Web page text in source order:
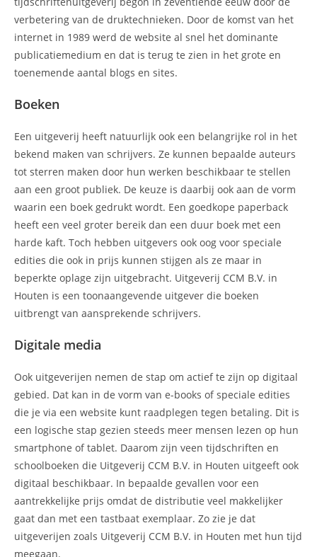
verbetering van de druktechnieken. Door de komst van het
internet in 1989 werd de website al snel het dominante
publicatiemedium en dat is terug te zien in het grote en
toenemende aantal blogs en sites.
Boeken
Een uitgeverij heeft natuurlijk ook een belangrijke rol in het
bekend maken van schrijvers. Ze kunnen bepaalde auteurs
tot sterren maken door hun werken beschikbaar te stellen
aan een groot publiek. De keuze is daarbij ook aan de vorm
waarin een boek gedrukt wordt. Een goedkope paperback
heeft een veel groter bereik dan een duur boek met een
harde kaft. Toch hebben uitgevers ook oog voor speciale
edities die ook in prijs kunnen stijgen als ze maar in
beperkte oplage zijn uitgebracht. Uitgeverij CCM B.V. in
Houten is een toonaangevende uitgever die boeken
uitbrengt van aansprekende schrijvers.
Digitale media
Ook uitgeverijen nemen de stap om actief te zijn op digitaal
gebied. Dat kan in de vorm van e-books of speciale edities
die je via een website kunt raadplegen tegen betaling. Dit is
een logische stap gezien steeds meer mensen lezen op hun
smartphone of tablet. Daarom zijn veen tijdschriften en
schoolboeken die Uitgeverij CCM B.V. in Houten uitgeeft ook
digitaal beschikbaar. In bepaalde gevallen voor een
aantrekkelijke prijs omdat de distributie veel makkelijker
gaat dan met een tastbaat exemplaar. Zo zie je dat
uitgeverijen zoals Uitgeverij CCM B.V. in Houten met hun tijd
meegaan.